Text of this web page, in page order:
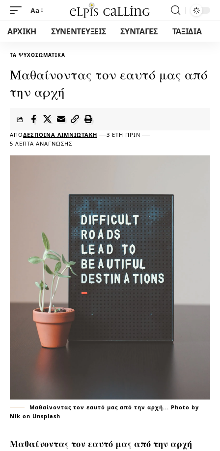
Aa
ΑΡΧΙΚΗ ΣΥΝΕΝΤΕΥΞΕΙΣ ΣΥΝΤΑΓΕΣ ΤΑΞΙΔΙΑ
ΤΑ ΨΥΧΟΣΩΜΑΤΙΚΆ
Μαθαίνοντας τον εαυτό μας από
την αρχή
ΑΠΌΔΈΣΠΟΙΝΑ ΛΙΜΝΙΩΤΆΚΗ
3 ΈΤΗ ΠΡΙΝ
5 ΛΕΠΤΆ ΑΝΆΓΝΩΣΗΣ
Μαθαίνοντας τον εαυτό μας από την αρχή... Photo by
Nik on Unsplash
Μαθαίνοντας τον εαυτό μας από την αρχή